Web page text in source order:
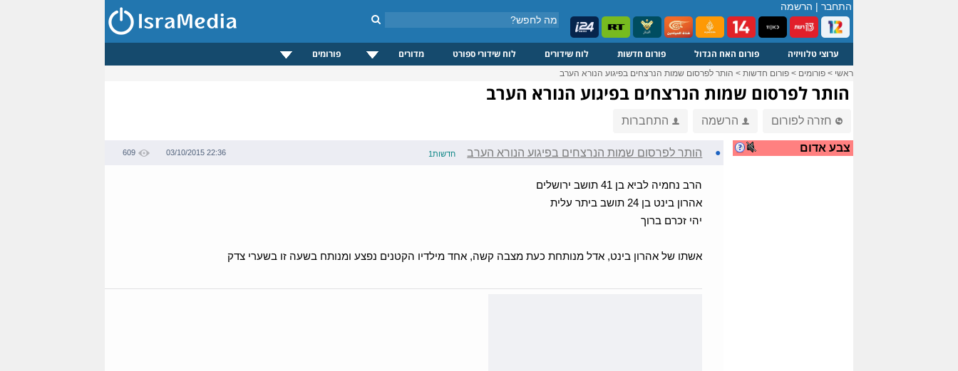
התחבר | הרשמה
ערוצי טלוויזיה פורום האח הגדול פורום חדשות לוח שידורים לוח שידורי ספורט מדורים פורומים
ראשי > פורומים > פורום חדשות > הותר לפרסום שמות הנרצחים בפיגוע הנורא הערב
הותר לפרסום שמות הנרצחים בפיגוע הנורא הערב
חזרה לפורום הרשמה התחברות
צבע אדום ● הותר לפרסום שמות הנרצחים בפיגוע הנורא הערב חדשות1 03/10/2015 22:36
609
הרב נחמיה לביא בן 41 תושב ירושלים
אהרון בינט בן 24 תושב ביתר עלית
יהי זכרם ברוך
אשתו של אהרון בינט, אדל מנותחת כעת מצבה קשה, אחד מילדיו הקטנים נפצע ומנותח בשעה זו בשערי צדק